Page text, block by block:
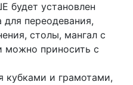
установлен
для переодевания,
столы, мангал с
можно приносить с
кубками и грамотами,